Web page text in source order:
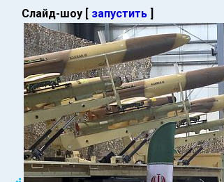
Слайд-шоу [ запустить ]